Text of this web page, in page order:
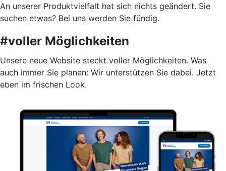
An unserer Produktvielfalt hat sich nichts geändert. Sie
suchen etwas? Bei uns werden Sie fündig.
#voller Möglichkeiten
Unsere neue Website steckt voller Möglichkeiten. Was
auch immer Sie planen: Wir unterstützen Sie dabei. Jetzt
eben im frischen Look.